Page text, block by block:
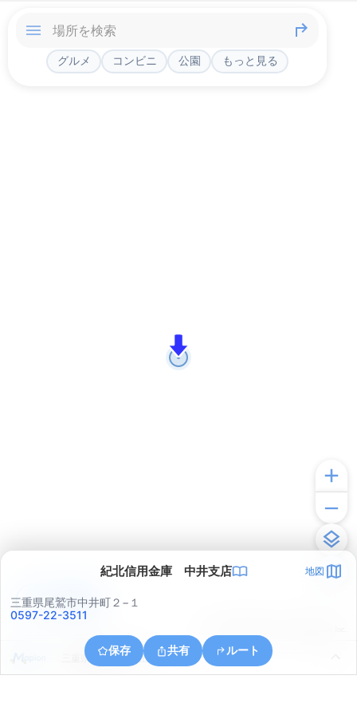
グルメ コンビニ 公園 もっと見る
紀北信用金庫 中井支店 地図
三重県尾鷲市中井町２−１
0597-22-3511
保存 共有 ルート
三重県尾鷲市光ヶ丘４
アプリで見る